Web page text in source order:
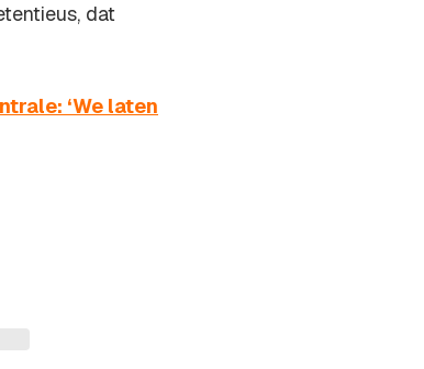
dat
‘We laten